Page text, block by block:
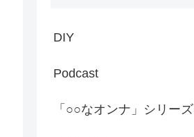
DIY
Podcast
「○○なオンナ」シリーズ